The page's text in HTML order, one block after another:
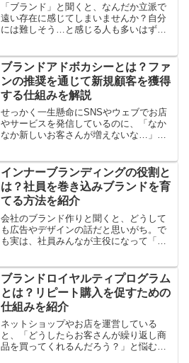
「ブランド」と聞くと、なんだか立派で
遠い存在に感じてしまいませんか？自分
には難しそう…と感じる人も多いはず。
す。どうやったら自分らしいブランドを
立ち上げて、共感して...
ブランドアドボカシーとは？ファ
ンの推奨を通じて新規顧客を獲得
する仕組みを解説
せっかく一生懸命にSNSやウェブでお店
やサービスを発信しているのに、「なか
なか新しいお客さんが増えないな…」と
ァンの力」。自分では宣伝していないの
に、いつの間にかお客さ...
インナーブランディングの役割と
は？社員を巻き込みブランドを育
てる方法を紹介
会社のブランド作りと聞くと、どうして
も広告やデザインの話だと思いがち。で
も実は、社員みんなが主役になって「自
ちがブランドに関心を持ってくれない…
そんな悩みを抱えていませ...
ブランドロイヤルティプログラム
とは？リピート購入を促すための
仕組みを紹介
ネットショップやお店を運営している
と、「どうしたらお客さんが繰り返し商
品を買ってくれるんだろう？」と悩むこ